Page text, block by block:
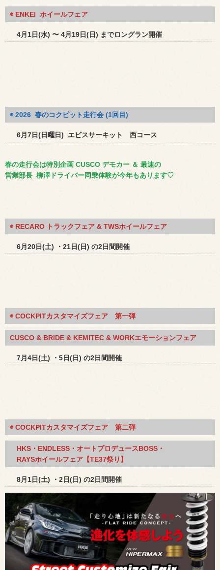
◉ ENKEI ホイールフェア
4月1日(水) 〜 4月19日(日) までロングラン開催
◉ 2026 春のコクピット走行会 (1回目)
6月7日(日曜日) エビスサーキット 西コース
春の走行会は特別企画 CUSCO デモカー ＆ 最速の
営業部長 柳澤ドライバー同乗体験が今年もあります♡
◉ RECARO トラックフェア & TWSホイールフェア
6月20日(土) ・21日(日) の2日間開催
◉ COCKPITカスタマイズフェア 第一弾
CUSCO & BRIDE & KEMITEC & WORKエモーションフェア
7月4日(土) ・5日(日) の2日間開催
◉ COCKPITカスタマイズフェア 第二弾
HKS・ENDLESS・オートプロデュースBOSS・
RAYSホイールフェア【TE37祭り】
8月1日(土) ・2日(日) の2日間開催